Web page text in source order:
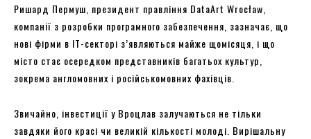
Ришард Пермуш, президент правління DataArt Wrocław,
компанії з розробки програмного забезпечення, зазначає, що
нові фірми в ІТ-секторі з’являються майже щомісяця, і що
місто стає осередком представників багатьох культур,
зокрема англомовних і російськомовних фахівців.
Звичайно, інвестиції у Вроцлав залучаються не тільки
завдяки його красі чи великій кількості молоді. Вирішальну